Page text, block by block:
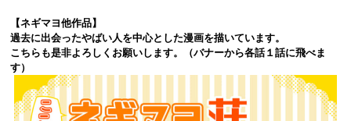
【ネギマヨ他作品】
過去に出会ったやばい人を中心とした漫画を描いています。
こちらも是非よろしくお願いします。（バナーから各話１話に飛べま
す）